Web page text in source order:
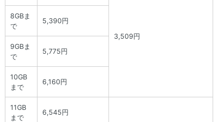
3,509円
8GBま
で
5,390円
9GBま
で
5,775円
10GB
まで
6,160円
11GB
まで
6,545円